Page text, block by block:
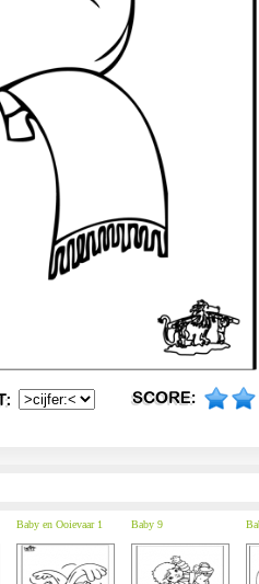
Baby en Ooievaar 1 Baby 9